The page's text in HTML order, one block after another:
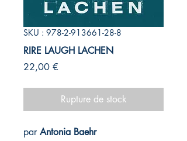
SKU : 978-2-913661-28-8
RIRE LAUGH LACHEN
22,00 €
Rupture de stock
par Antonia Baehr